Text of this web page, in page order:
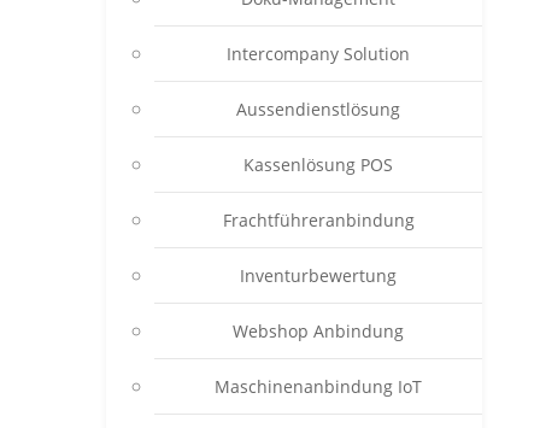
Intercompany Solution
Aussendienstlösung
Kassenlösung POS
Frachtführeranbindung
Inventurbewertung
Webshop Anbindung
Maschinenanbindung IoT